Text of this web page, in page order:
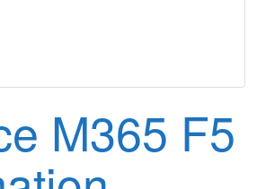
M365 F5